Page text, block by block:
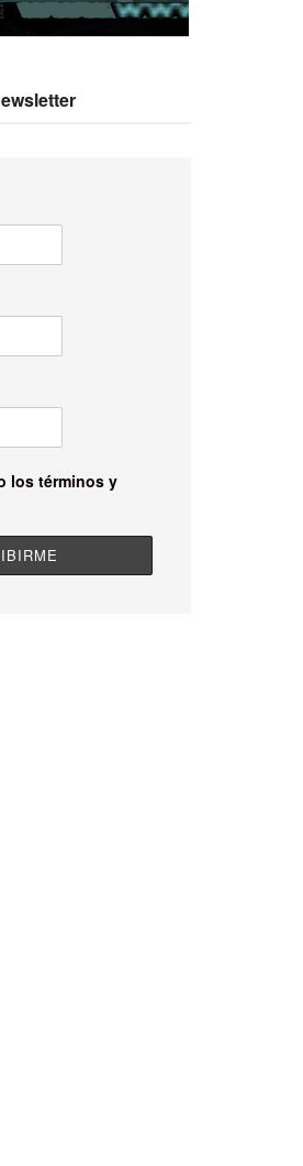
los términos y